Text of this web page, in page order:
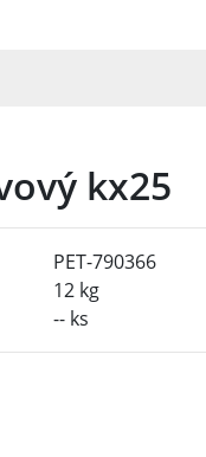
kx25
PET-790366
12 kg
-- ks